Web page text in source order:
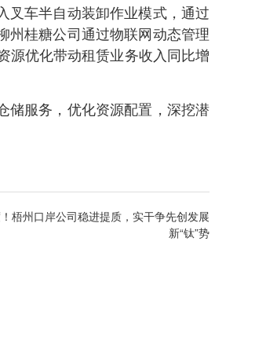
叉车半自动装卸作业模式，通过
州桂糖公司通过物联网动态管理
源优化带动租赁业务收入同比增
储服务，优化资源配置，深挖潜
梧州口岸公司稳进提质，实干争先创发展
新“钛”势